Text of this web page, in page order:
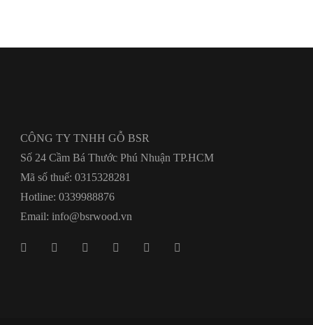
CÔNG TY TNHH GỖ BSR
Số 24 Cầm Bá Thước Phú Nhuận TP.HCM
Mã số thuế: 0315328281
Hotline: 0339988876
Email: info@bsrwood.vn